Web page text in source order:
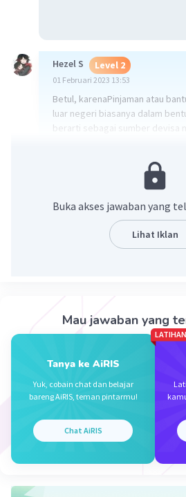
Hezel S Level 2
01 Februari 2023 13:53
Betul, karenaPinjaman atau
luar negeri biasanya dalam
berarti sebagai sumber devisa
Buka akses jawaban yang
Lihat Iklan
Mau jawaban yang
Tanya ke AiRIS
Yuk, cobain chat dan belajar
bareng AiRIS, teman pintarmu!
Chat AiRIS